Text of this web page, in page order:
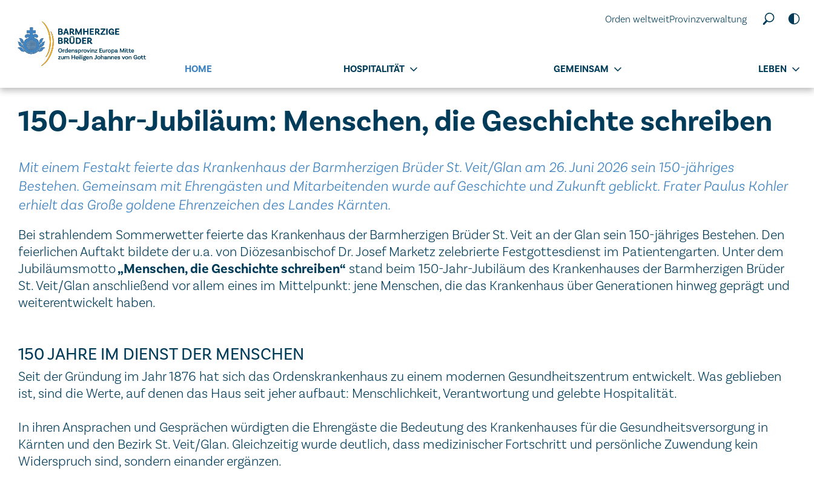
Orden weltweitProvinzverwaltung
HOME HOSPITALITÄT GEMEINSAM LEBEN
150-Jahr-Jubiläum: Menschen, die Geschichte schreiben
Mit einem Festakt feierte das Krankenhaus der Barmherzigen Brüder St. Veit/Glan am 26. Juni 2026 sein 150-jähriges
Bestehen. Gemeinsam mit Ehrengästen und Mitarbeitenden wurde auf Geschichte und Zukunft geblickt. Frater Paulus Kohler
erhielt das Große goldene Ehrenzeichen des Landes Kärnten.
Bei strahlendem Sommerwetter feierte das Krankenhaus der Barmherzigen Brüder St. Veit an der Glan sein 150-jähriges Bestehen. Den
feierlichen Auftakt bildete der u.a. von Diözesanbischof Dr. Josef Marketz zelebrierte Festgottesdienst im Patientengarten. Unter dem
Jubiläumsmotto„Menschen, die Geschichte schreiben“ stand beim 150-Jahr-Jubiläum des Krankenhauses der Barmherzigen Brüder
St. Veit/Glan anschließend vor allem eines im Mittelpunkt: jene Menschen, die das Krankenhaus über Generationen hinweg geprägt und
weiterentwickelt haben.
150 JAHRE IM DIENST DER MENSCHEN
Seit der Gründung im Jahr 1876 hat sich das Ordenskrankenhaus zu einem modernen Gesundheitszentrum entwickelt. Was geblieben
ist, sind die Werte, auf denen das Haus seit jeher aufbaut: Menschlichkeit, Verantwortung und gelebte Hospitalität.
In ihren Ansprachen und Gesprächen würdigten die Ehrengäste die Bedeutung des Krankenhauses für die Gesundheitsversorgung in
Kärnten und den Bezirk St. Veit/Glan. Gleichzeitig wurde deutlich, dass medizinischer Fortschritt und persönliche Zuwendung kein
Widerspruch sind, sondern einander ergänzen.